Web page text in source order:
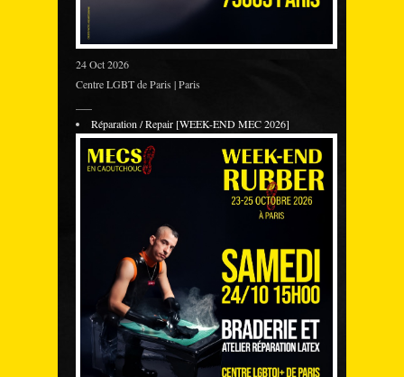
24 Oct 2026
Centre LGBT de Paris | Paris
Réparation / Repair [WEEK-END MEC 2026]